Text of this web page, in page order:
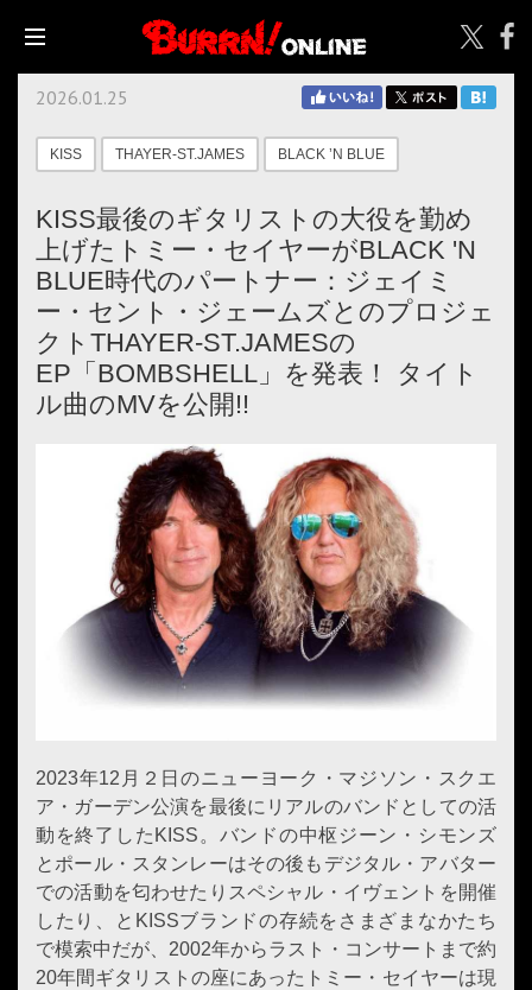
2026.01.25
KISS THAYER-ST.JAMES BLACK ’N BLUE
KISS最後のギタリストの大役を勤め
上げたトミー・セイヤーがBLACK 'N
BLUE時代のパートナー：ジェイミ
ー・セント・ジェームズとのプロジェ
クトTHAYER-ST.JAMESの
EP「BOMBSHELL」を発表！ タイト
ル曲のMVを公開!!
2023年12月２日のニューヨーク・マジソン・スクエ
ア・ガーデン公演を最後にリアルのバンドとしての活
動を終了したKISS。バンドの中枢ジーン・シモンズ
とポール・スタンレーはその後もデジタル・アバター
での活動を匂わせたりスペシャル・イヴェントを開催
したり、とKISSブランドの存続をさまざまなかたち
で模索中だが、2002年からラスト・コンサートまで約
20年間ギタリストの座にあったトミー・セイヤーは現